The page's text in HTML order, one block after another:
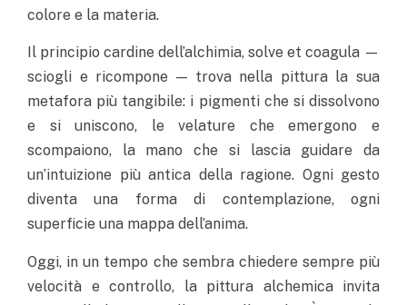
colore e la materia.
Il principio cardine dell’alchimia, solve et coagula —
sciogli e ricompone — trova nella pittura la sua
metafora più tangibile: i pigmenti che si dissolvono
e si uniscono, le velature che emergono e
scompaiono, la mano che si lascia guidare da
un’intuizione più antica della ragione. Ogni gesto
diventa una forma di contemplazione, ogni
superficie una mappa dell’anima.
Oggi, in un tempo che sembra chiedere sempre più
velocità e controllo, la pittura alchemica invita